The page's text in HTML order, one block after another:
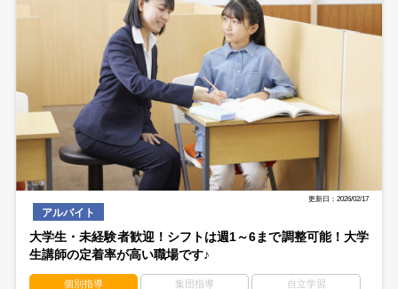
更新日：2026/02/17
アルバイト
大学生・未経験者歓迎！シフトは週1～6まで調整可能！大学
生講師の定着率が高い職場です♪
個別指導 集団指導 自立学習